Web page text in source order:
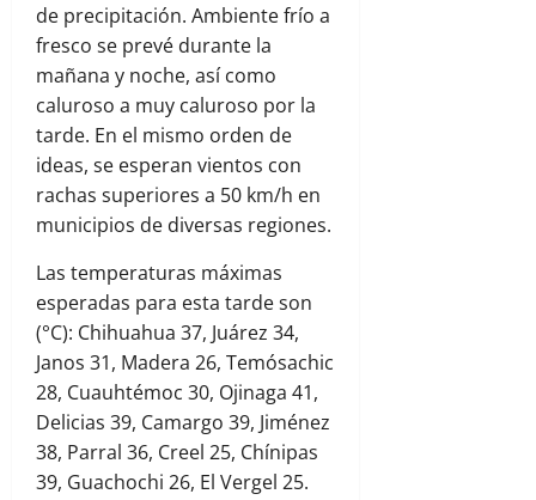
de precipitación. Ambiente frío a
fresco se prevé durante la
mañana y noche, así como
caluroso a muy caluroso por la
tarde. En el mismo orden de
ideas, se esperan vientos con
rachas superiores a 50 km/h en
municipios de diversas regiones.
Las temperaturas máximas
esperadas para esta tarde son
(°C): Chihuahua 37, Juárez 34,
Janos 31, Madera 26, Temósachic
28, Cuauhtémoc 30, Ojinaga 41,
Delicias 39, Camargo 39, Jiménez
38, Parral 36, Creel 25, Chínipas
39, Guachochi 26, El Vergel 25.